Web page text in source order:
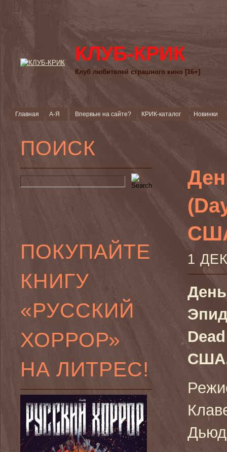
КЛУБ-КРИК
Клуб любителей страшного кино [16+]
Главная А-Я Впервые на сайте? КРИК-каталог Новинки
ПОИСК
ПОКУПАЙТЕ
КНИГУ
«РУССКИЙ
ХОРРОР»
НА ЛИТРЕС!
1
США,